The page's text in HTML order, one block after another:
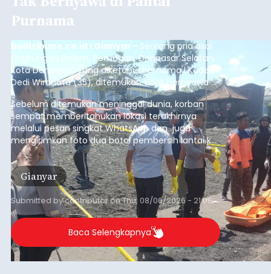
Purnama
balitribune.co.id I Gianyar - Seorang pria asal
Lingkungan Dalem, Pemogan, Denpasar Selatan,
Kota Denpasar, yang diketahui bernama I Kadek
Dedi Wiranata (35), ditemukan tidak bernyawa di
pesisir Pantai Purnama, Sukawati.
Sebelum ditemukan meninggal dunia, korban
sempat memberitahukan lokasi terakhirnya
melalui pesan singkat WhatsApp dan juga
mengirimkan foto dua botol pembersih lantai ke
istrinya.
Gianyar
Submitted bycontributoronThu, 08/06/2026 - 21:06
Baca Selengkapnya